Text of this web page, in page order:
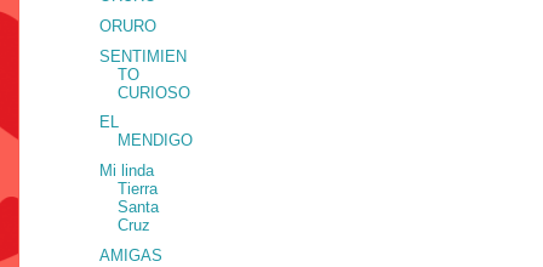
ORURO
SENTIMIEN
TO
CURIOSO
EL
MENDIGO
Mi linda
Tierra
Santa
Cruz
AMIGAS